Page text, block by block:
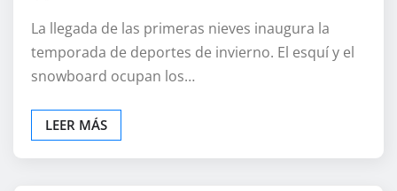
La llegada de las primeras nieves inaugura la
temporada de deportes de invierno. El esquí y el
snowboard ocupan los…
LEER MÁS